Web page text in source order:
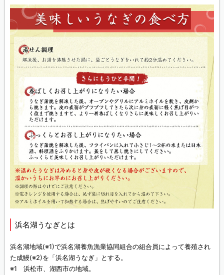
浜名湖うなぎとは
浜名湖地域(※1)で浜名湖養魚漁業協同組合の組合員によって養殖され
た成鰻(※2)を「浜名湖うなぎ」とする。
※1 浜松市、湖西市の地域。